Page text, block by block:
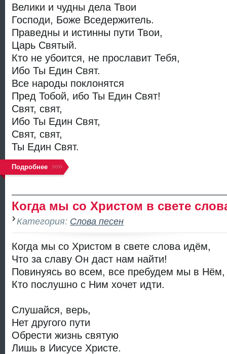
Велики и чудны дела Твои
Господи, Боже Вседержитель.
Праведны и истинны пути Твои,
Царь Святый.
Кто не убоится, не прославит Тебя,
Ибо Ты Един Свят.
Все народы поклонятся
Пред Тобой, ибо Ты Един Свят!
Свят, свят,
Ибо Ты Един Свят,
Свят, свят,
Ты Един Свят.
Подробнее
Когда мы со Христом в свете
Категория: Слова песен
Когда мы со Христом в свете слова идём,
Что за славу Он даст нам найти!
Повинуясь во всем, все пребудем мы в Нём,
Кто послушно с Ним хочет идти.
Слушайся, верь,
Нет другого пути
Обрести жизнь святую
Лишь в Иисусе Христе.